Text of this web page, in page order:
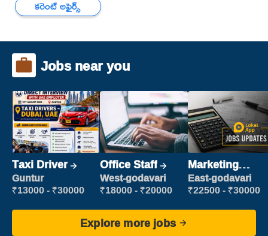
కరెంట్ అఫైర్స్
Jobs near you
Taxi Driver
Guntur
₹13000 - ₹30000
Office Staff
West-godavari
₹18000 - ₹20000
Marketing
Executive
East-godavari
₹22500 - ₹30000
Explore more jobs